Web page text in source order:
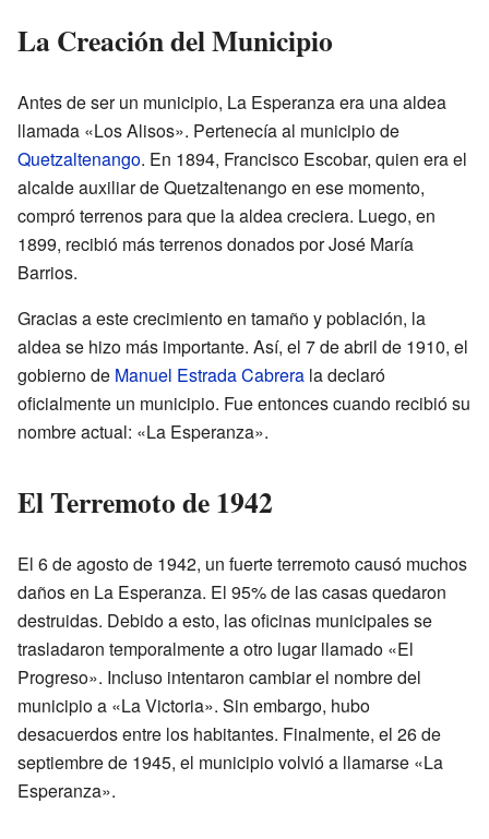
La Creación del Municipio
Antes de ser un municipio, La Esperanza era una aldea
llamada «Los Alisos». Pertenecía al municipio de
Quetzaltenango. En 1894, Francisco Escobar, quien era el
alcalde auxiliar de Quetzaltenango en ese momento,
compró terrenos para que la aldea creciera. Luego, en
1899, recibió más terrenos donados por José María
Barrios.
Gracias a este crecimiento en tamaño y población, la
aldea se hizo más importante. Así, el 7 de abril de 1910, el
gobierno de Manuel Estrada Cabrera la declaró
oficialmente un municipio. Fue entonces cuando recibió su
nombre actual: «La Esperanza».
El Terremoto de 1942
El 6 de agosto de 1942, un fuerte terremoto causó muchos
daños en La Esperanza. El 95% de las casas quedaron
destruidas. Debido a esto, las oficinas municipales se
trasladaron temporalmente a otro lugar llamado «El
Progreso». Incluso intentaron cambiar el nombre del
municipio a «La Victoria». Sin embargo, hubo
desacuerdos entre los habitantes. Finalmente, el 26 de
septiembre de 1945, el municipio volvió a llamarse «La
Esperanza».